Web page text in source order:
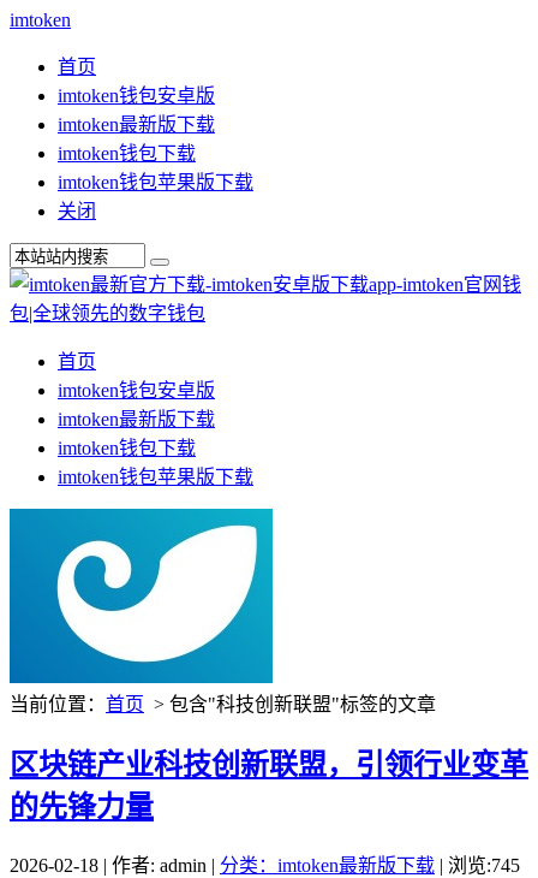
imtoken
首页
imtoken钱包安卓版
imtoken最新版下载
imtoken钱包下载
imtoken钱包苹果版下载
关闭
首页
imtoken钱包安卓版
imtoken最新版下载
imtoken钱包下载
imtoken钱包苹果版下载
当前位置： 首页 > 包含"科技创新联盟"标签的文章
区块链产业科技创新联盟，引领行业变革
的先锋力量
2026-02-18 | 作者: admin | 分类：imtoken最新版下载 | 浏览:745